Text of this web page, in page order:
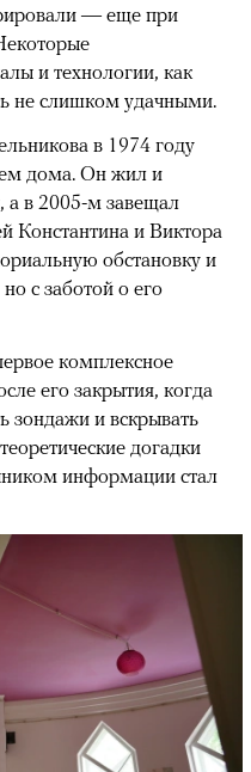
— еще при
и технологии, как
не слишком удачными.
в 1974 году
дома. Он жил и
а в 2005-м завещал
Константина и Виктора
обстановку и
с заботой о его
комплексное
его закрытия, когда
зондажи и вскрывать
догадки
информации стал